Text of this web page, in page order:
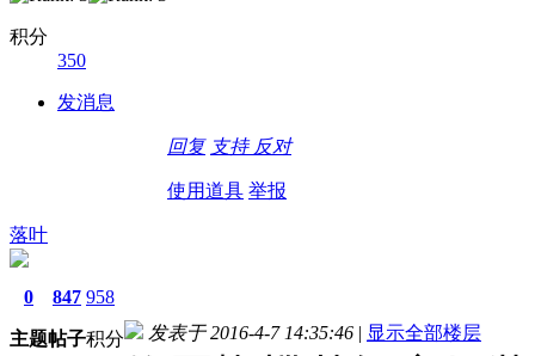
积分
350
发消息
回复 支持 反对
使用道具 举报
落叶
0
主题
847
帖子
958
积分 发表于 2016-4-7 14:35:46 | 显示全部楼层